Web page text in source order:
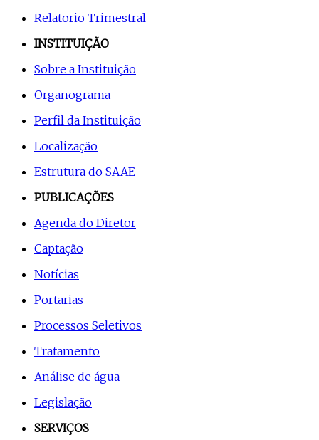
Relatorio Trimestral
INSTITUIÇÃO
Sobre a Instituição
Organograma
Perfil da Instituição
Localização
Estrutura do SAAE
PUBLICAÇÕES
Agenda do Diretor
Captação
Notícias
Portarias
Processos Seletivos
Tratamento
Análise de água
Legislação
SERVIÇOS